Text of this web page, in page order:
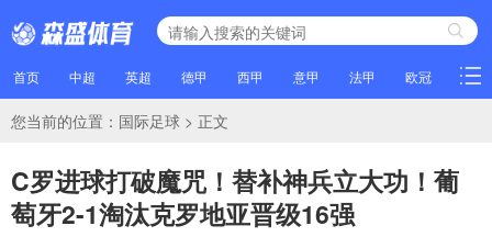
首页 中超 英超 德甲 西甲 意甲 法甲 欧冠 NBA
您当前的位置： 国际足球 > 正文
C罗进球打破魔咒！替补神兵立大功！葡
萄牙2-1淘汰克罗地亚晋级16强